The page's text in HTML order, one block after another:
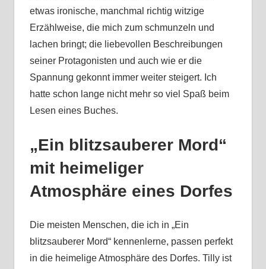
etwas ironische, manchmal richtig witzige
Erzählweise, die mich zum schmunzeln und
lachen bringt; die liebevollen Beschreibungen
seiner Protagonisten und auch wie er die
Spannung gekonnt immer weiter steigert. Ich
hatte schon lange nicht mehr so viel Spaß beim
Lesen eines Buches.
„Ein blitzsauberer Mord“
mit heimeliger
Atmosphäre eines Dorfes
Die meisten Menschen, die ich in „Ein
blitzsauberer Mord“ kennenlerne, passen perfekt
in die heimelige Atmosphäre des Dorfes. Tilly ist